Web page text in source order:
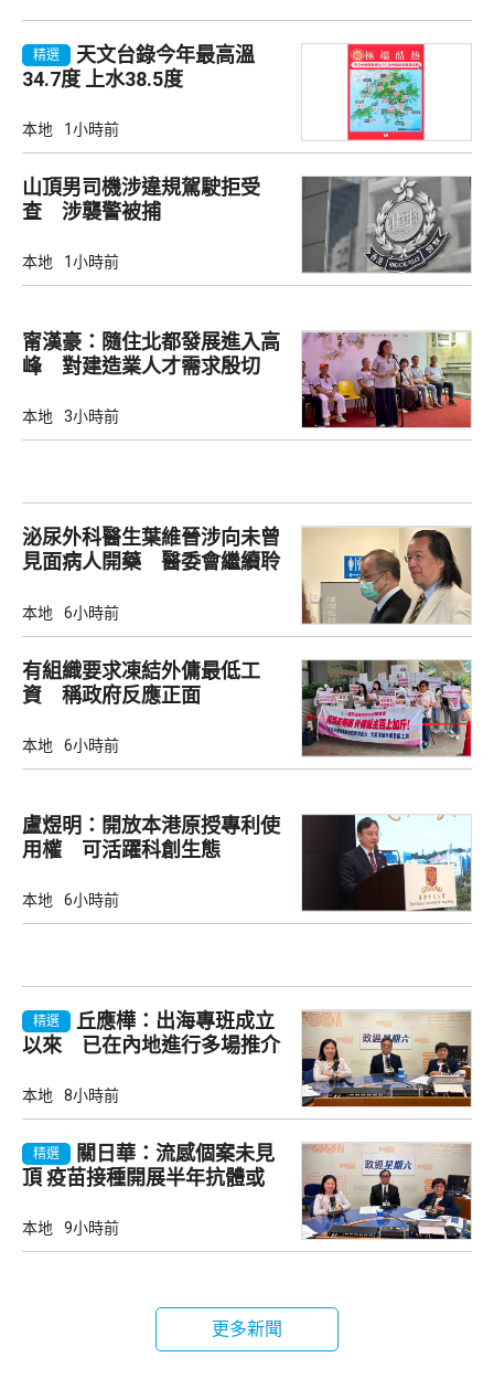
精選
天文台錄今年最高溫
34.7度 上水38.5度
本地 1小時前
山頂男司機涉違規駕駛拒受
查 涉襲警被捕
本地 1小時前
甯漢豪：隨住北都發展進入高
峰 對建造業人才需求殷切
本地 3小時前
泌尿外科醫生葉維晉涉向未曾
見面病人開藥 醫委會繼續聆
本地 6小時前
有組織要求凍結外傭最低工
資 稱政府反應正面
本地 6小時前
盧煜明：開放本港原授專利使
用權 可活躍科創生態
本地 6小時前
精選
丘應樺：出海專班成立
以來 已在內地進行多場推介
本地 8小時前
精選
關日華：流感個案未見
頂 疫苗接種開展半年抗體或
本地 9小時前
更多新聞